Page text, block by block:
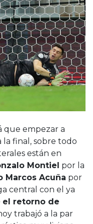
que empezar a
la final, sobre todo
están en
Montiel por la
Marcos Acuña por
central con el ya
el retorno de
trabajó a la par